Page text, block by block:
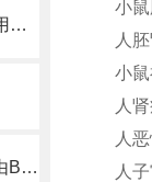
（Eca-109细胞库*）小胶质细胞作用机制被揭示
（EC9706细胞库*）血小板的寿命由Bcl-xL决定
小
人
小
人
人
人